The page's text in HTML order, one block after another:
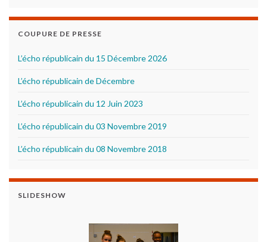
COUPURE DE PRESSE
L’écho républicain du 15 Décembre 2026
L’écho républicain de Décembre
L’écho républicain du 12 Juin 2023
L’écho républicain du 03 Novembre 2019
L’écho républicain du 08 Novembre 2018
SLIDESHOW